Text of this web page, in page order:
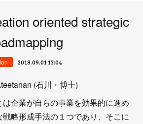
Archive FAQ
oriented strategic
2018.09.01 13:04
(石川・博士)
は企業が自らの事業を効果的に進め
略形成手法の１つであり、そこに